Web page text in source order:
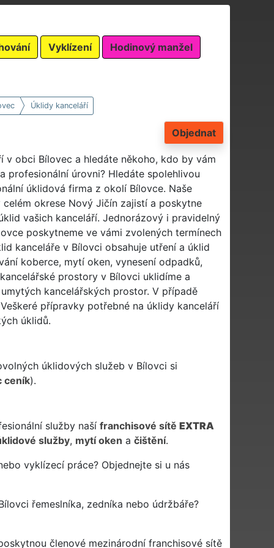
Vyklízení Hodinový manžel
Úklidy kanceláří
Objednat
obci Bílovec a hledáte někoho, kdo by vám
úrovni? Hledáte spolehlivou
úklidová firma z okolí Bílovce. Naše
okrese Nový Jičín zajistí a poskytne
vašich kanceláří. Jednorázový i pravidelný
poskytneme ve vámi zvolených termínech
kanceláře v Bílovci obsahuje utření a úklid
koberce, mytí oken, vynesení odpadků,
prostory v Bílovci uklidíme a
kancelářských prostor. V případě
přípravky potřebné na úklidy kanceláří
úklidů.
úklidových služeb v Bílovci si
ceník).
služby naší franchisové sítě EXTRA
služby, mytí oken a čištění.
vyklízecí práce? Objednejte si u nás
řemeslníka, zedníka nebo údržbáře?
členové mezinárodní franchisové sítě